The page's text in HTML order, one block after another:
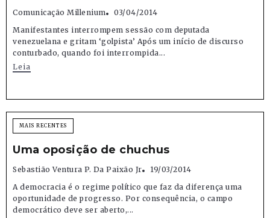
Comunicação Millenium
03/04/2014
Manifestantes interrompem sessão com deputada
venezuelana e gritam ‘golpista’ Após um início de discurso
conturbado, quando foi interrompida...
Leia
MAIS RECENTES
Uma oposição de chuchus
Sebastião Ventura P. Da Paixão Jr
19/03/2014
A democracia é o regime político que faz da diferença uma
oportunidade de progresso. Por consequência, o campo
democrático deve ser aberto,...